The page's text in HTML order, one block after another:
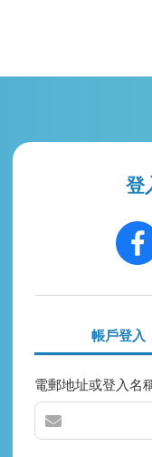
登
帳戶登入
電郵地址或登入名